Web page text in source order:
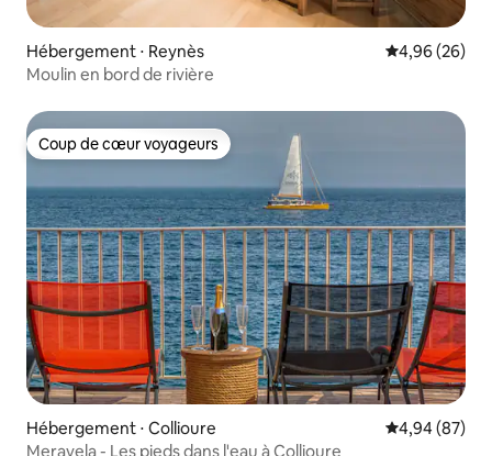
Hébergement ⋅ Reynès Évaluation
4,96 (26)
Moulin en bord de rivière
Coup de cœur voyageurs
Coup de cœur voyageurs
Hébergement ⋅ Collioure Évaluation
4,94 (87)
Meravela - Les pieds dans l'eau à Collioure